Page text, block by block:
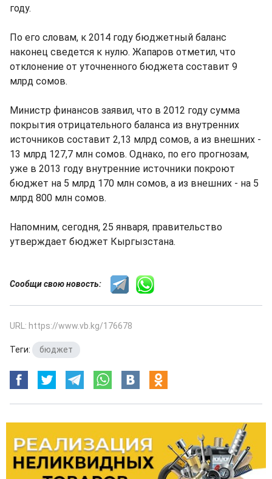
году.
По его словам, к 2014 году бюджетный баланс
наконец сведется к нулю. Жапаров отметил, что
отклонение от уточненного бюджета составит 9
млрд сомов.
Министр финансов заявил, что в 2012 году сумма
покрытия отрицательного баланса из внутренних
источников составит 2,13 млрд сомов, а из внешних -
13 млрд 127,7 млн сомов. Однако, по его прогнозам,
уже в 2013 году внутренние источники покроют
бюджет на 5 млрд 170 млн сомов, а из внешних - на 5
млрд 800 млн сомов.
Напомним, сегодня, 25 января, правительство
утверждает бюджет Кыргызстана.
Сообщи свою новость:
URL: https://www.vb.kg/176678
Теги: бюджет